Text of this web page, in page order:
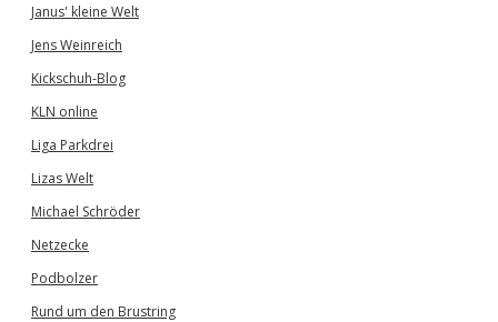
Janus' kleine Welt
Jens Weinreich
Kickschuh-Blog
KLN online
Liga Parkdrei
Lizas Welt
Michael Schröder
Netzecke
Podbolzer
Rund um den Brustring